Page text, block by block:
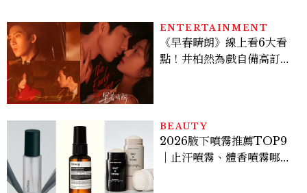
ENTERTAINMENT
《早春晴朗》線上看6大看
點！井柏然為戲自備高訂，
BEAUTY
2026腋下噴霧推薦TOP9
｜止汗噴霧、體香噴霧哪款